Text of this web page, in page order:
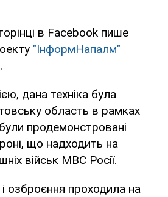
в Facebook пише
"ІнформНапалм"
дана техніка була
область в рамках
продемонстровані
що надходить на
військ МВС Росії.
і озброєння проходила на